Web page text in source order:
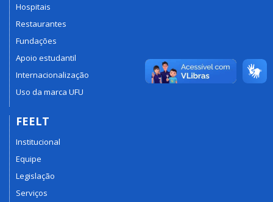
Hospitais
Restaurantes
Fundações
Apoio estudantil
Internacionalização
Uso da marca UFU
FEELT
Institucional
Equipe
Legislação
Serviços